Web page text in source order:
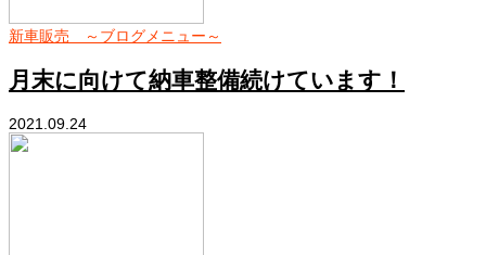
新車販売 ～ブログメニュー～
月末に向けて納車整備続けています！
2021.09.24